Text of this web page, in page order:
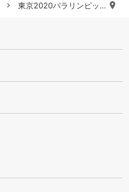
東京2020パラリンピッ…